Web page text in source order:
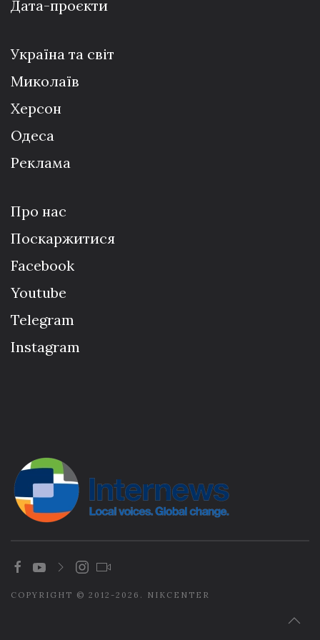
Дата-проєкти
Україна та світ
Миколаїв
Херсон
Одеса
Реклама
Про нас
Поскаржитися
Facebook
Youtube
Telegram
Instagram
COPYRIGHT © 2012-2026. NIKCENTER